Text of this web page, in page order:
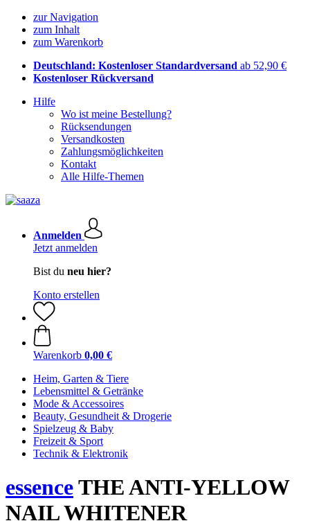
zur Navigation
zum Inhalt
zum Warenkorb
Deutschland: Kostenloser Standardversand ab 52,90 €
Kostenloser Rückversand
Hilfe
Wo ist meine Bestellung?
Rücksendungen
Versandkosten
Zahlungsmöglichkeiten
Kontakt
Alle Hilfe-Themen
Anmelden
Jetzt anmelden
Bist du neu hier?
Konto erstellen
Warenkorb 0,00 €
Heim, Garten & Tiere
Lebensmittel & Getränke
Mode & Accessoires
Beauty, Gesundheit & Drogerie
Spielzeug & Baby
Freizeit & Sport
Technik & Elektronik
essenceTHE ANTI-YELLOW
NAIL WHITENER